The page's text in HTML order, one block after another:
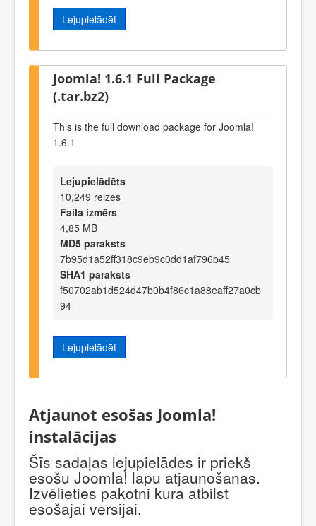
Lejupielādēt
Joomla! 1.6.1 Full Package
(.tar.bz2)
This is the full download package for Joomla!
1.6.1
Lejupielādēts
10,249 reizes
Faila izmērs
4,85 MB
MD5 paraksts
7b95d1a52ff318c9eb9c0dd1af796b45
SHA1 paraksts
f50702ab1d524d47b0b4f86c1a88eaff27a0cb
94
Lejupielādēt
Atjaunot esošas Joomla!
instalācijas
Šīs sadaļas lejupielādes ir priekš
esošu Joomla! lapu atjaunošanas.
Izvēlieties pakotni kura atbilst
esošajai versijai.